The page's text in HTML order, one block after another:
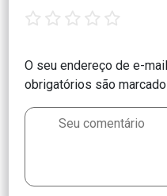
O seu endereço de e-
obrigatórios são
star stars stars stars stars